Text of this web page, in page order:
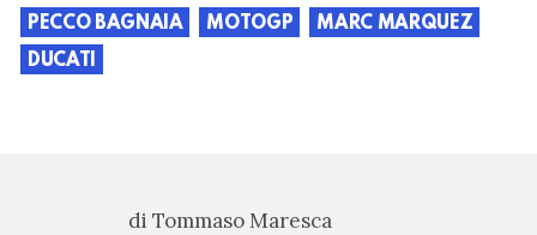
PECCO BAGNAIA MOTOGP
MARC MARQUEZ
DUCATI
di Tommaso Maresca